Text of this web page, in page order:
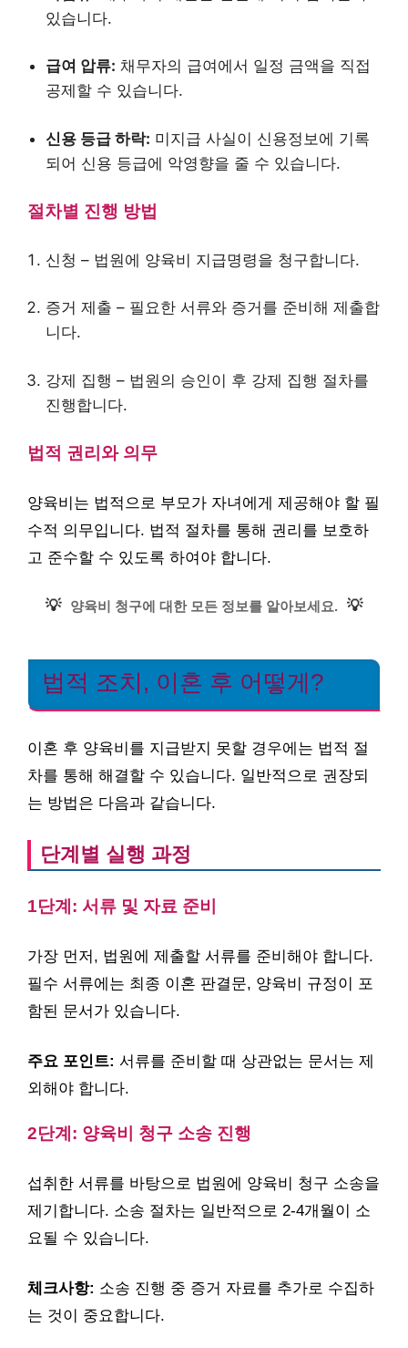
있습니다.
급여 압류: 채무자의 급여에서 일정 금액을 직접
공제할 수 있습니다.
신용 등급 하락: 미지급 사실이 신용정보에 기록
되어 신용 등급에 악영향을 줄 수 있습니다.
절차별 진행 방법
신청 – 법원에 양육비 지급명령을 청구합니다.
증거 제출 – 필요한 서류와 증거를 준비해 제출합
니다.
강제 집행 – 법원의 승인이 후 강제 집행 절차를
진행합니다.
법적 권리와 의무
양육비는 법적으로 부모가 자녀에게 제공해야 할 필
수적 의무입니다. 법적 절차를 통해 권리를 보호하
고 준수할 수 있도록 하여야 합니다.
💡 양육비 청구에 대한 모든 정보를 알아보세요. 💡
법적 조치, 이혼 후 어떻게?
이혼 후 양육비를 지급받지 못할 경우에는 법적 절
차를 통해 해결할 수 있습니다. 일반적으로 권장되
는 방법은 다음과 같습니다.
단계별 실행 과정
1단계: 서류 및 자료 준비
가장 먼저, 법원에 제출할 서류를 준비해야 합니다.
필수 서류에는 최종 이혼 판결문, 양육비 규정이 포
함된 문서가 있습니다.
주요 포인트: 서류를 준비할 때 상관없는 문서는 제
외해야 합니다.
2단계: 양육비 청구 소송 진행
섭취한 서류를 바탕으로 법원에 양육비 청구 소송을
제기합니다. 소송 절차는 일반적으로 2-4개월이 소
요될 수 있습니다.
체크사항: 소송 진행 중 증거 자료를 추가로 수집하
는 것이 중요합니다.